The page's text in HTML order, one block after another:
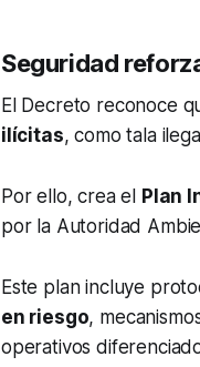
Seguridad
El Decreto reconoce
ilícitas, como tala
Por ello, crea el Plan
por la Autoridad
Este plan incluye
en riesgo,
operativos